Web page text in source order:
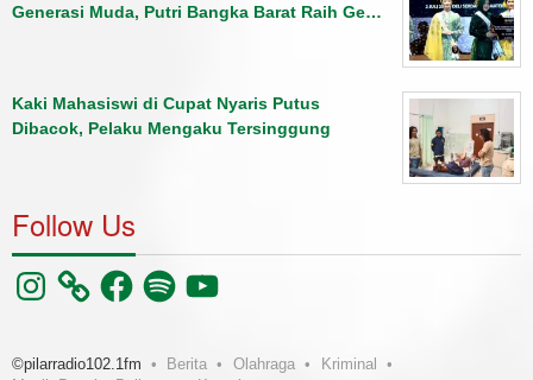
Generasi Muda, Putri Bangka Barat Raih Ge…
Kaki Mahasiswi di Cupat Nyaris Putus
Dibacok, Pelaku Mengaku Tersinggung
Follow Us
Instagram FacebookSpotifyYouTube
©pilarradio102.1fm Berita Olahraga
Kriminal